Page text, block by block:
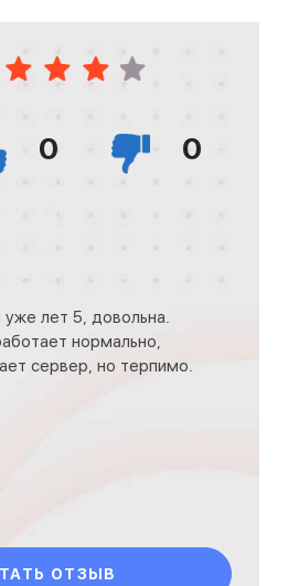
0 0
лет 5, довольна.
нормально,
сервер, но терпимо.
ОТЗЫВ